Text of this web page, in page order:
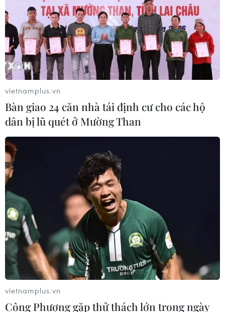
TIN CÙNG CHUYÊN MỤC
Vụ chuyên Tuyên Quang: Thu hồi,
hủy bỏ giấy chứng nhận kết quả thi
đã cấp
06/08/2026 13:55
Khuyến khích các cơ sở giáo dục đại
học cạnh tranh bằng chất lượng
06/08/2026 13:41
vietnamplus.vn
Bàn giao 24 căn nhà tái định cư cho các hộ
dân bị lũ quét ở Mường Than
vietnamplus.vn
Công Phượng gặp thử thách lớn trong ngày